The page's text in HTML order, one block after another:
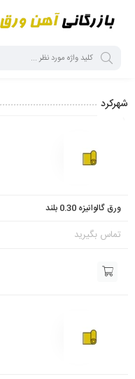
شهرکرد
ورق گالوانیزه 0.30 بلند
تماس بگیرید